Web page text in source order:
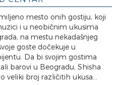
mesto onih gostiju, koji
i u neobičnim ukusima
na mestu nekadašnjeg
goste dočekuje u
Da bi svojim gostima
barovi u Beogradu, Shisha
veliki broj različitih ukusa...